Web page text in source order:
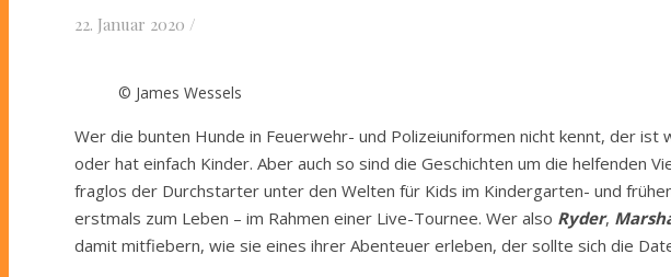
22. Januar 2020 /
© James Wessels
Wer die bunten Hunde in Feuerwehr- und Polizeiuniformen nicht kennt, der ist
oder hat einfach Kinder. Aber auch so sind die Geschichten um die helfenden
fraglos der Durchstarter unter den Welten für Kids im Kindergarten- und
erstmals zum Leben – im Rahmen einer Live-Tournee. Wer also Ryder,
damit mitfiebern, wie sie eines ihrer Abenteuer erleben, der sollte sich die